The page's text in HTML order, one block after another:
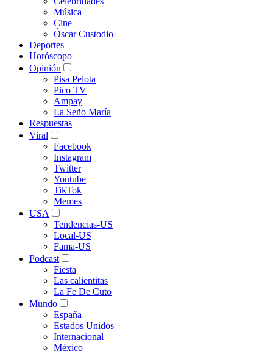
Música
Cine
Óscar Custodio
Deportes
Horóscopo
Opinión
Pisa Pelota
Pico TV
Ampay
La Seño María
Respuestas
Viral
Facebook
Instagram
Twitter
Youtube
TikTok
Memes
USA
Tendencias-US
Local-US
Fama-US
Podcast
Fiesta
Las calientitas
La Fe De Cuto
Mundo
España
Estados Unidos
Internacional
México